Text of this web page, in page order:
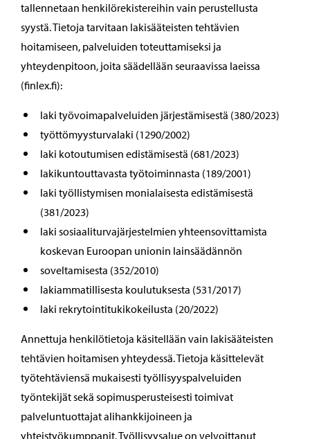
tallennetaan henkilörekistereihin vain perustellusta
syystä. Tietoja tarvitaan lakisääteisten tehtävien
hoitamiseen, palveluiden toteuttamiseksi ja
yhteydenpitoon, joita säädellään seuraavissa laeissa
(finlex.fi):
laki työvoimapalveluiden järjestämisestä (380/2023)
työttömyysturvalaki (1290/2002)
laki kotoutumisen edistämisestä (681/2023)
lakikuntouttavasta työtoiminnasta (189/2001)
laki työllistymisen monialaisesta edistämisestä
(381/2023)
laki sosiaaliturvajärjestelmien yhteensovittamista
koskevan Euroopan unionin lainsäädännön
soveltamisesta (352/2010)
lakiammatillisesta koulutuksesta (531/2017)
laki rekrytointitukikokeilusta (20/2022)
Annettuja henkilötietoja käsitellään vain lakisääteisten
tehtävien hoitamisen yhteydessä. Tietoja käsittelevät
työtehtäviensä mukaisesti työllisyyspalveluiden
työntekijät sekä sopimusperusteisesti toimivat
palveluntuottajat alihankkijoineen ja
yhteistyökumppanit. Työllisyysalue on velvoittanut